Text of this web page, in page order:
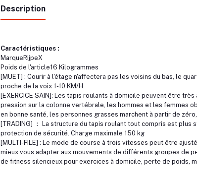
Description
Caractéristiques :
MarqueRijpeX
Poids de l'article16 Kilogrammes
[MUET] : Courir à l'étage n'affectera pas les voisins du bas, le
proche de la voix 1-10 KM/H.
[EXERCICE SAIN]: Les tapis roulants à domicile peuvent être
pression sur la colonne vertébrale, les hommes et les femmes
en bonne santé, les personnes grasses marchent à partir de
[TRADING] ： La structure du tapis roulant tout compris est
protection de sécurité. Charge maximale 150 kg
[MULTI-FILE] : Le mode de course à trois vitesses peut être
mieux vous adapter aux mouvements de différents groupes de
de fitness silencieux pour exercices à domicile, perte de poids,